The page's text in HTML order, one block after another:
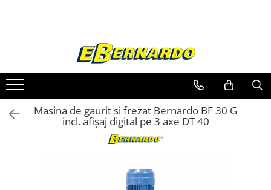
Prelucrare metal
Fierastraie pentru metal
Ferastraie mobile pentru metal
Fierastraie prelucrare metal
Ferastraie orizontale pentru metal
Ferastraie circulare pentru metal
Masina de gaurit si frezat Bernardo BF 30 G
incl. afișaj digital pe 3 axe DT 40